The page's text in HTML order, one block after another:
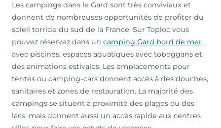
Les campings dans le Gard sont très conviviaux et
donnent de nombreuses opportunités de profiter du
soleil torride du sud de la France. Sur Toploc vous
pouvez réservez dans un camping Gard bord de mer
avec piscines, espaces aquatiques avec toboggans et
des animations estivales. Les emplacements pour
tentes ou camping-cars donnent accès à des douches,
sanitaires et zones de restauration. La majorité des
campings se situent à proximité des plages ou des
lacs, mais donnent aussi un accès rapide aux centres